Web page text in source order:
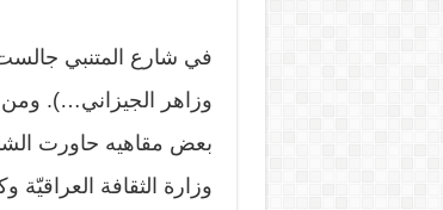
في شارع المتنبي
وزاهر الجيزاني…). ومن
بعض مقاهيه حاورت
وزارة الثقافة